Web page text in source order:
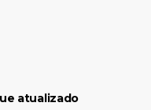
atualizado